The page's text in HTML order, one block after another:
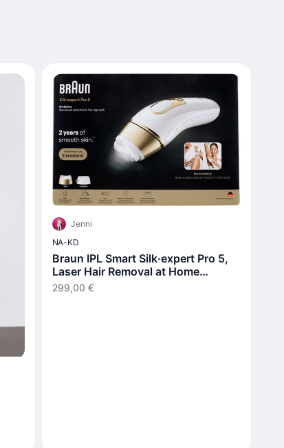
Jenni
NA-KD
Braun IPL Smart Silk·expert Pro 5,
Laser Hair Removal at Home
PL5210
299,00 €